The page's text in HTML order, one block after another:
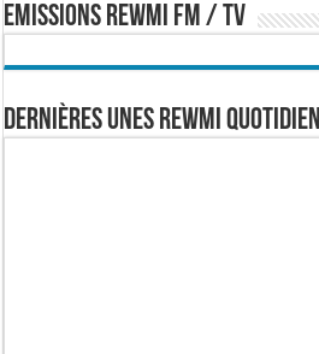
EMISSIONS REWMI FM / TV
Dernières Unes Rewmi Quotidien